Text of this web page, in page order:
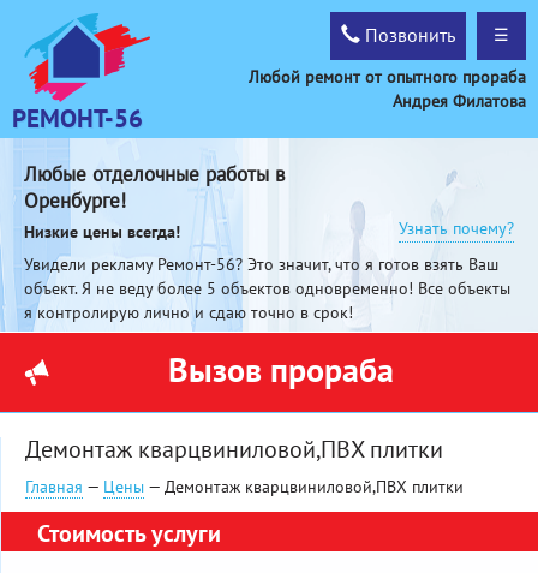
Позвонить ☰
РЕМОНТ-56
Любой ремонт от опытного прораба
Андрея Филатова
Любые отделочные работы в
Оренбурге!
Низкие цены всегда!
Узнать почему?
Увидели рекламу Ремонт-56? Это значит, что я готов взять Ваш
объект. Я не веду более 5 объектов одновременно! Все объекты
я контролирую лично и сдаю точно в срок!
Вызов прораба
Демонтаж кварцвиниловой,ПВХ плитки
Главная — Цены — Демонтаж кварцвиниловой,ПВХ плитки
Стоимость услуги